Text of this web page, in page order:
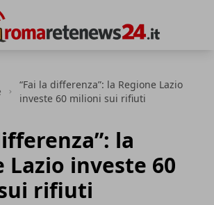
“Fai la differenza”: la Regione Lazio
investe 60 milioni sui rifiuti
la
Lazio investe 60
rifiuti